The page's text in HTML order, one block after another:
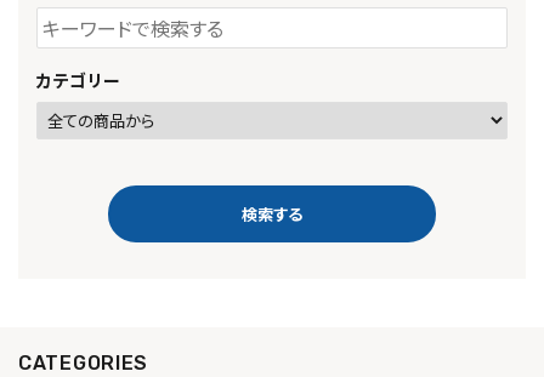
カテゴリー
検索する
CATEGORIES